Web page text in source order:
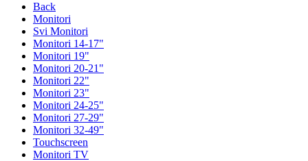
Back
Monitori
Svi Monitori
Monitori 14-17"
Monitori 19"
Monitori 20-21"
Monitori 22"
Monitori 23"
Monitori 24-25"
Monitori 27-29"
Monitori 32-49"
Touchscreen
Monitori TV